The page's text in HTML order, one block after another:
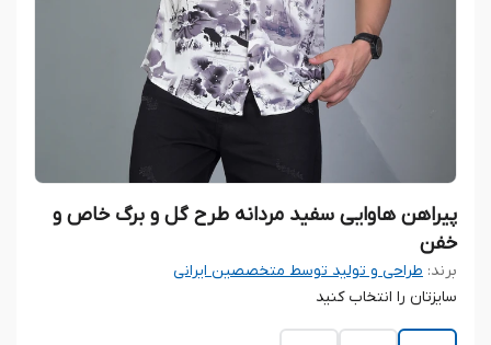
پیراهن هاوایی سفید مردانه طرح گل و برگ خاص و
خفن
برند: طراحی و تولید توسط متخصصین ایرانی
سایزتان را انتخاب کنید